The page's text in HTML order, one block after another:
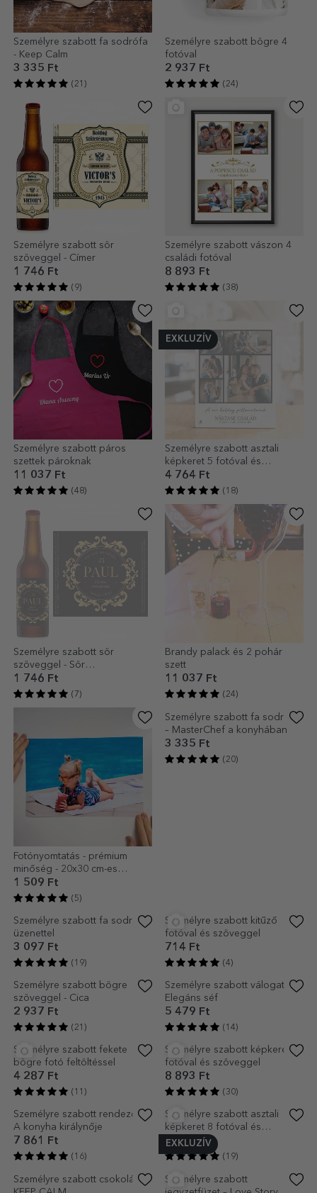
Személyre szabott fa sodrófa
- Keep Calm
3 335 Ft
(21)
Személyre szabott bögre 4
fotóval
2 937 Ft
(24)
Személyre szabott sör
szöveggel - Címer
1 746 Ft
(9)
Személyre szabott vászon 4
családi fotóval
8 893 Ft
(38)
Személyre szabott páros
szettek pároknak
11 037 Ft
(48)
EXKLUZÍV
Személyre szabott asztali
képkeret 5 fotóval és
szöveggel
4 764 Ft
(18)
Személyre szabott sör
szöveggel - Sör
szerelmeseinek
1 746 Ft
(7)
Brandy palack és 2 pohár
szett
11 037 Ft
(24)
Fotónyomtatás - prémium
minőség - 20x30 cm-es
formátum
1 509 Ft
(5)
Személyre szabott fa sodrófa
üzenettel
3 097 Ft
Személyre szabott kitűző
fotóval és szöveggel
714 Ft